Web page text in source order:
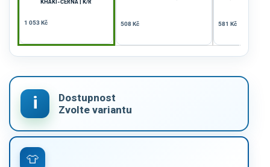
KHAKI-ČERNÁ | K/R
1 053 Kč 508 Kč 581 Kč